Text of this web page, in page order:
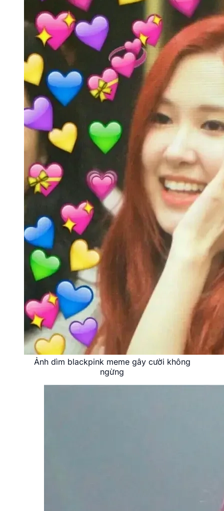
Ảnh dìm blackpink meme gây cười không
ngừng